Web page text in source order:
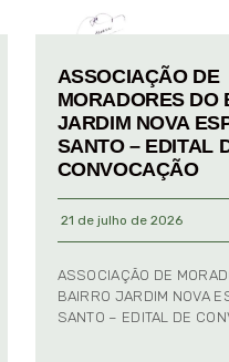
ASSOCIAÇÃO DE
MORADORES DO
JARDIM NOVA
SANTO – EDITAL
CONVOCAÇÃO
21 de julho de 2026
ASSOCIAÇÃO DE
BAIRRO JARDIM NOVA
SANTO – EDITAL DE